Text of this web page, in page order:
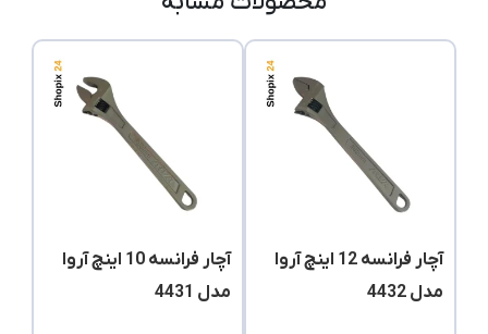
آچار فرانسه 12 اینچ آروا
مدل 4432
آچار فرانسه 10 اینچ آروا
مدل 4431